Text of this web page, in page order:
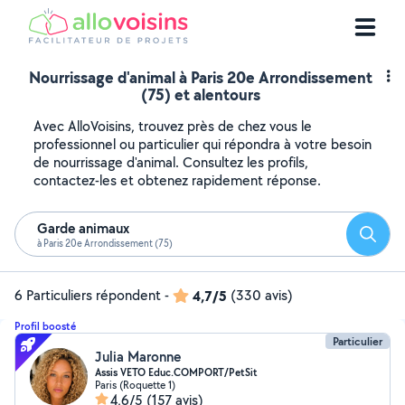
Nourrissage d'animal à Paris 20e Arrondissement
(75) et alentours
Avec AlloVoisins, trouvez près de chez vous le
professionnel ou particulier qui répondra à votre besoin
de nourrissage d'animal. Consultez les profils,
contactez-les et obtenez rapidement réponse.
Garde animaux
à Paris 20e Arrondissement (75)
6 Particuliers répondent- 4,7/5 (330 avis)
Profil boosté
Particulier
Julia Maronne
Assis VETO Educ.COMPORT/PetSit
Paris (Roquette 1)
4,6/5 (157 avis)